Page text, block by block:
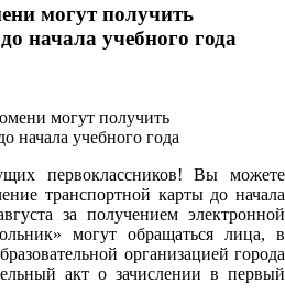
могут получить
начала учебного года
первоклассников! Вы можете
транспортной карты до начала
за получением электронной
могут обращаться лица, в
организацией города
акт о зачислении в первый